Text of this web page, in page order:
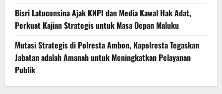
Bisri Latuconsina Ajak KNPI dan Media Kawal Hak Adat,
Perkuat Kajian Strategis untuk Masa Depan Maluku
Mutasi Strategis di Polresta Ambon, Kapolresta Tegaskan
Jabatan adalah Amanah untuk Meningkatkan Pelayanan
Publik